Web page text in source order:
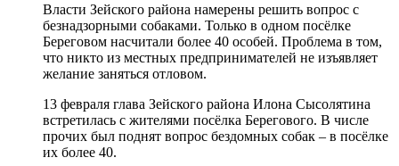
Власти Зейского района намерены решить вопрос с
безнадзорными собаками. Только в одном посёлке
Береговом насчитали более 40 особей. Проблема в том,
что никто из местных предпринимателей не изъявляет
желание заняться отловом.
13 февраля глава Зейского района Илона Сысолятина
встретилась с жителями посёлка Берегового. В числе
прочих был поднят вопрос бездомных собак – в посёлке
их более 40.